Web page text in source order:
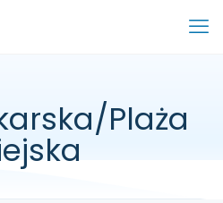
Plaża